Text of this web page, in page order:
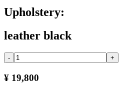
Upholstery:
leather black
- +
¥ 19,800